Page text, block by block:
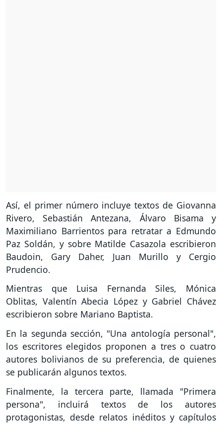
Así, el primer número incluye textos de Giovanna
Rivero, Sebastián Antezana, Álvaro Bisama y
Maximiliano Barrientos para retratar a Edmundo
Paz Soldán, y sobre Matilde Casazola escribieron
Baudoin, Gary Daher, Juan Murillo y Cergio
Prudencio.
Mientras que Luisa Fernanda Siles, Mónica
Oblitas, Valentín Abecia López y Gabriel Chávez
escribieron sobre Mariano Baptista.
En la segunda sección, "Una antología personal",
los escritores elegidos proponen a tres o cuatro
autores bolivianos de su preferencia, de quienes
se publicarán algunos textos.
Finalmente, la tercera parte, llamada "Primera
persona", incluirá textos de los autores
protagonistas, desde relatos inéditos y capítulos